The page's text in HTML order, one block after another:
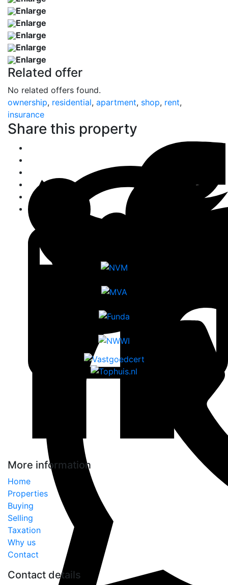
Enlarge
Enlarge
Enlarge
Enlarge
Enlarge
Related offer
No related offers found.
ownership, residential, apartment, shop, rent,
insurance
Share this property
More information
Home
Properties
Buying
Selling
Taxation
Why us
Contact
Contact details